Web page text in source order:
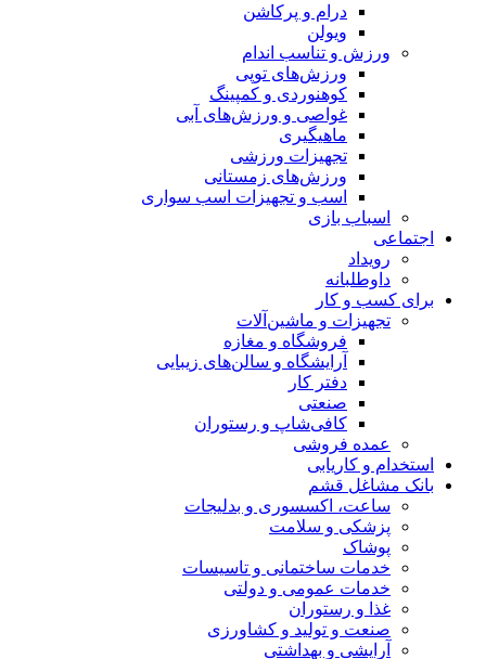
درام و پرکاشن
ویولن
ورزش و تناسب اندام
ورزش‌های توپی
کوهنوردی و کمپینگ
غواصی و ورزش‌های آبی
ماهیگیری
تجهیزات ورزشی
ورزش‌های زمستانی
اسب و تجهیزات اسب سواری
اسباب‌ بازی
اجتماعی
رویداد
داوطلبانه
برای کسب و کار
تجهیزات و ماشین‌آلات
فروشگاه و مغازه
آرایشگاه و سالن‌های زیبایی
دفتر کار
صنعتی
کافی‌شاپ و رستوران
عمده فروشی
استخدام و کاریابی
بانک مشاغل قشم
ساعت، اکسسوری و بدلیجات
پزشکی و سلامت
پوشاک
خدمات ساختمانی و تاسیسات
خدمات عمومی و دولتی
غذا و رستوران
صنعت و تولید و کشاورزی
آرایشی و بهداشتی